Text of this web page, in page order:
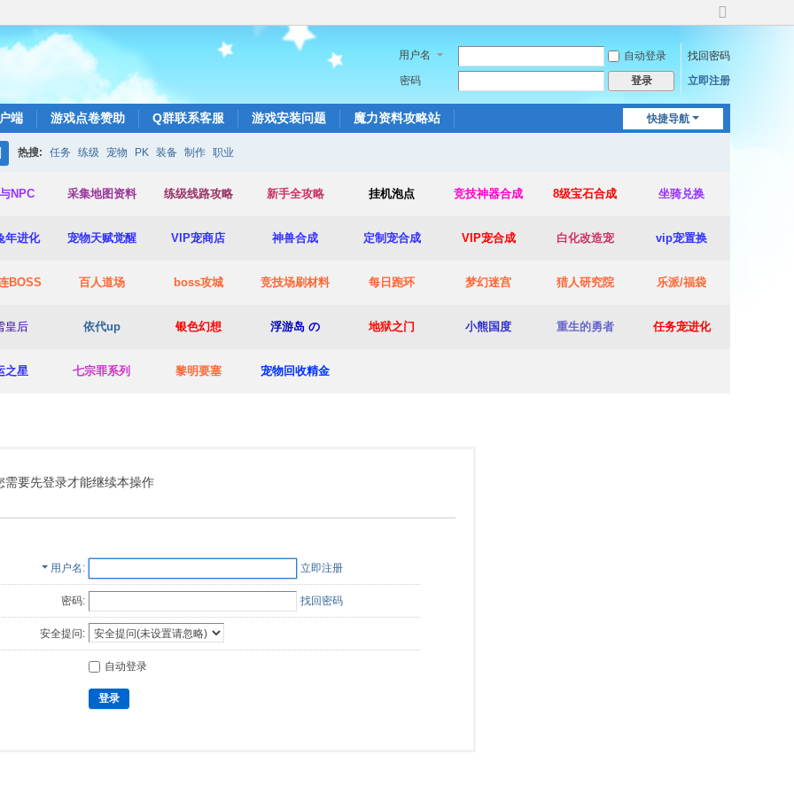
切
到
宽
用户名 自动登录
找回密码
密码
登录 立即注册
快捷导航
端 游戏点卷赞助 Q群联系客服 游戏安装问题 魔力资料攻略站
热搜: 任务 练级 宠物 PK 装备 制作 职业
NPC 采集地图资料 练级线路攻略 新手全攻略 挂机泡点 竞技神器合成 8级宝石合成 坐骑兑换
年进化 宠物天赋觉醒 VIP宠商店 神兽合成 定制宠合成 VIP宠合成 白化改造宠 vip宠置换
BOSS 百人道场 boss攻城 竞技场刷材料 每日跑环 梦幻迷宫 猎人研究院 乐派/福袋
皇后 依代up 银色幻想 浮游岛 の 地狱之门 小熊国度 重生的勇者 任务宠进化
之星 七宗罪系列 黎明要塞 宠物回收精金
需要先登录才能继续本操作
用户名 立即注册
密码: 找回密码
安全提问:
自动登录
登录